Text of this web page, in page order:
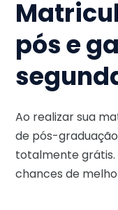
pós e
Ao realizar sua
de pós-
totalmente grátis.
chances de